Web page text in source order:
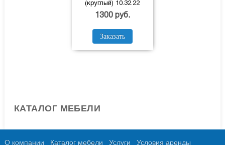
(круглый) 10.32.22
1300 руб.
Заказать
КАТАЛОГ МЕБЕЛИ
О компании Каталог мебели Услуги Условия аренды